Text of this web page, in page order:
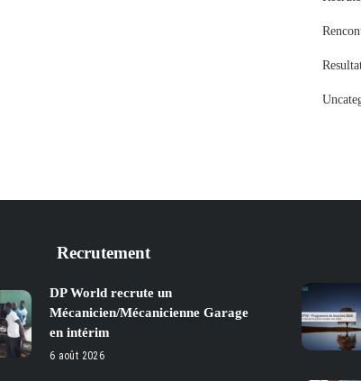
Recrutement
DP World recrute un
Mécanicien/Mécanicienne Garage
en intérim
6 août 2026